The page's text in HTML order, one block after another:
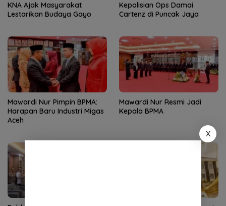
KNA Ajak Masyarakat
Lestarikan Budaya Gayo
Kepolisian Ops Damai
Cartenz di Puncak Jaya
Mawardi Nur Pimpin BPMA:
Harapan Baru Industri Migas
Aceh
Mawardi Nur Resmi Jadi
Kepala BPMA
X